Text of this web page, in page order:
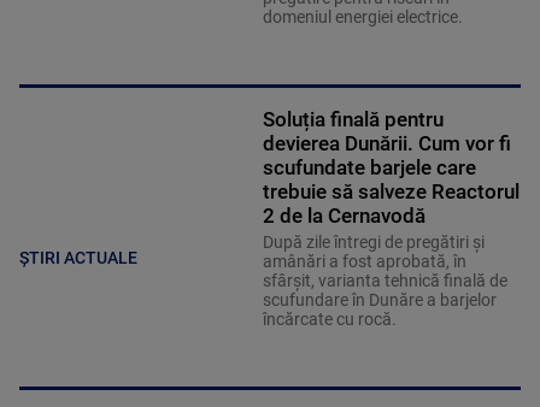
domeniul energiei electrice.
ȘTIRI ACTUALE
Soluția finală pentru
devierea Dunării. Cum vor fi
scufundate barjele care
trebuie să salveze Reactorul
2 de la Cernavodă
După zile întregi de pregătiri și
amânări a fost aprobată, în
sfârșit, varianta tehnică finală de
scufundare în Dunăre a barjelor
încărcate cu rocă.